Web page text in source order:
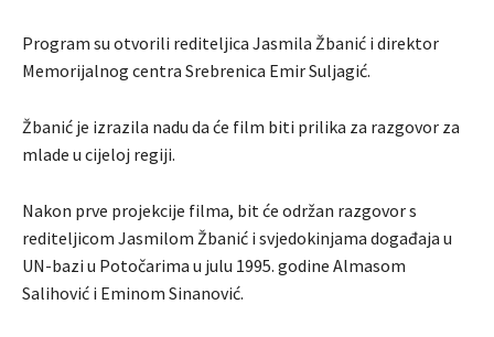
Program su otvorili rediteljica Jasmila Žbanić i direktor
Memorijalnog centra Srebrenica Emir Suljagić.
Žbanić je izrazila nadu da će film biti prilika za razgovor za
mlade u cijeloj regiji.
Nakon prve projekcije filma, bit će održan razgovor s
rediteljicom Jasmilom Žbanić i svjedokinjama događaja u
UN-bazi u Potočarima u julu 1995. godine Almasom
Salihović i Eminom Sinanović.